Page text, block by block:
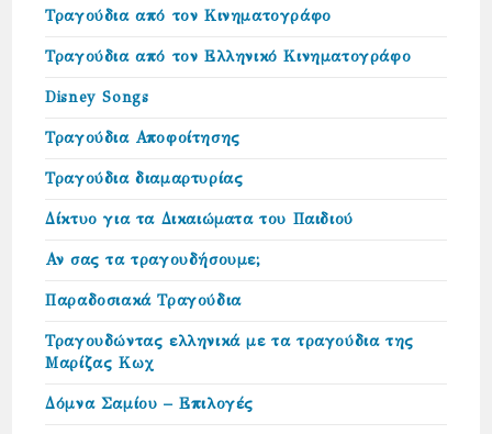
Τραγούδια από τον Κινηματογράφο
Τραγούδια από τον Ελληνικό Κινηματογράφο
Disney Songs
Τραγούδια Αποφοίτησης
Τραγούδια διαμαρτυρίας
Δίκτυο για τα Δικαιώµατα του Παιδιού
Αν σας τα τραγουδήσουμε;
Παραδοσιακά Τραγούδια
Τραγουδώντας ελληνικά με τα τραγούδια της
Μαρίζας Κωχ
Δόμνα Σαμίου – Επιλογές